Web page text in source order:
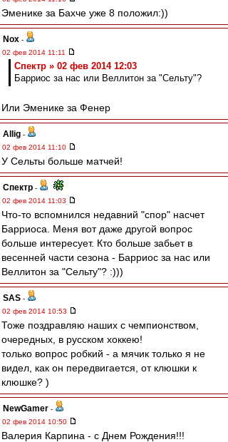
Эменике за Бахче уже 8 положил:))
Nox -
02 фев 2014 11:11
Спектр » 02 фев 2014 12:03
Барриос за нас или Веллитон за "Сельту"?
Или Эменике за Фенер
Allig -
02 фев 2014 11:10
У Сельты больше матчей!
Спектр -
02 фев 2014 11:03
Что-то вспомнился недавний "спор" насчет
Барриоса. Меня вот даже другой вопрос
больше интересует. Кто больше забьет в
весенней части сезона - Барриос за нас или
Веллитон за "Сельту"? :)))
SAS -
02 фев 2014 10:53
Тоже поздравляю наших с чемпионством,
очередных, в русском хоккею!
только вопрос робкий - а мячик только я не
видел, как он передвигается, от клюшки к
клюшке? )
NewGamer -
02 фев 2014 10:50
Валерия Карпина - с Днем Рождения!!!